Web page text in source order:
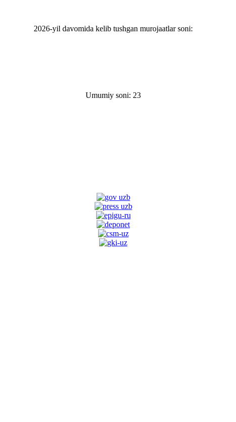
2026-yil davomida kelib tushgan murojaatlar soni:
Umumiy soni: 23